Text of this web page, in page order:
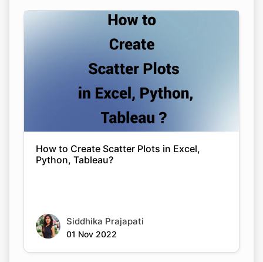
How to Create Scatter Plots in Excel,
Python, Tableau?
Siddhika Prajapati
01 Nov 2022